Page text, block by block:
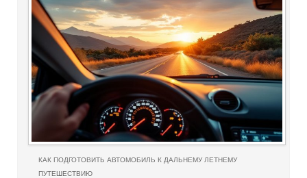
КАК ПОДГОТОВИТЬ АВТОМОБИЛЬ К ДАЛЬНЕМУ ЛЕТНЕМУ
ПУТЕШЕСТВИЮ